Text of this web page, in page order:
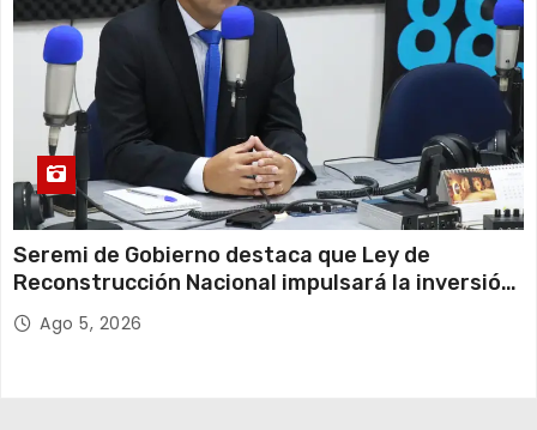
Seremi de Gobierno destaca que Ley de
Reconstrucción Nacional impulsará la inversión
y el empleo en Tarapacá
Ago 5, 2026